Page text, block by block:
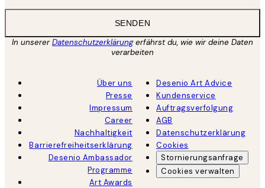
SENDEN
In unsererDatenschutzerklärungerfährst du, wie wir deine Daten
verarbeiten
Über uns
Presse
Impressum
Career
Nachhaltigkeit
Barrierefreiheitserklärung
Desenio Ambassador
Programme
Art Awards
Desenio Art Advice
Kundenservice
Auftragsverfolgung
AGB
Datenschutzerklärung
Cookies
Stornierungsanfrage
Cookies verwalten